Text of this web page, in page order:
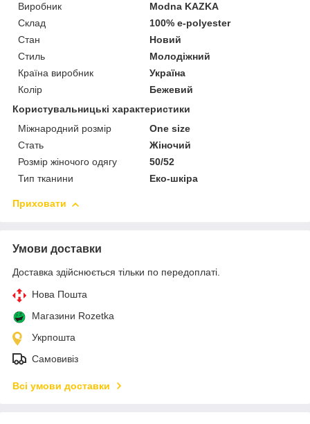
Виробник
Modna KAZKA
Склад
100% e-polyester
Стан
Новий
Стиль
Молодіжний
Країна виробник
Україна
Колір
Бежевий
Користувальницькі характеристики
Міжнародний розмір
One size
Стать
Жіночий
Розмір жіночого одягу
50/52
Тип тканини
Еко-шкіра
Приховати
Умови доставки
Доставка здійснюється тільки по передоплаті.
Нова Пошта
Магазини Rozetka
Укрпошта
Самовивіз
Всі умови доставки